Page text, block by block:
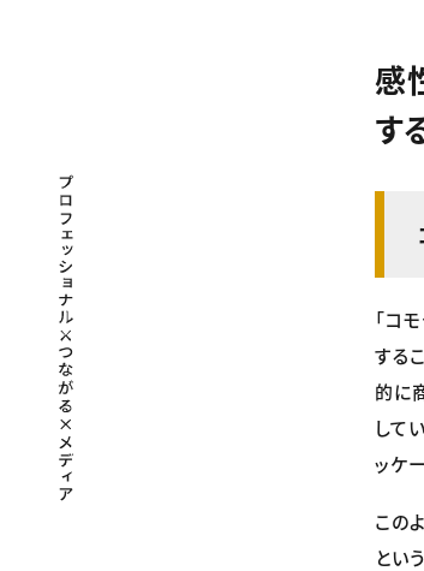
プロフェッショナル×つながる×メディア
感
す
「コ
する
的に
して
ッケ
この
とい